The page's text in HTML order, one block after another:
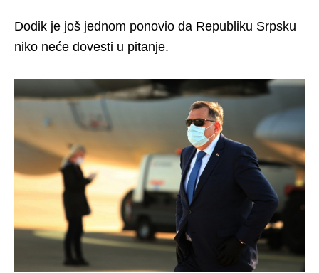
Dodik je još jednom ponovio da Republiku Srpsku
niko neće dovesti u pitanje.